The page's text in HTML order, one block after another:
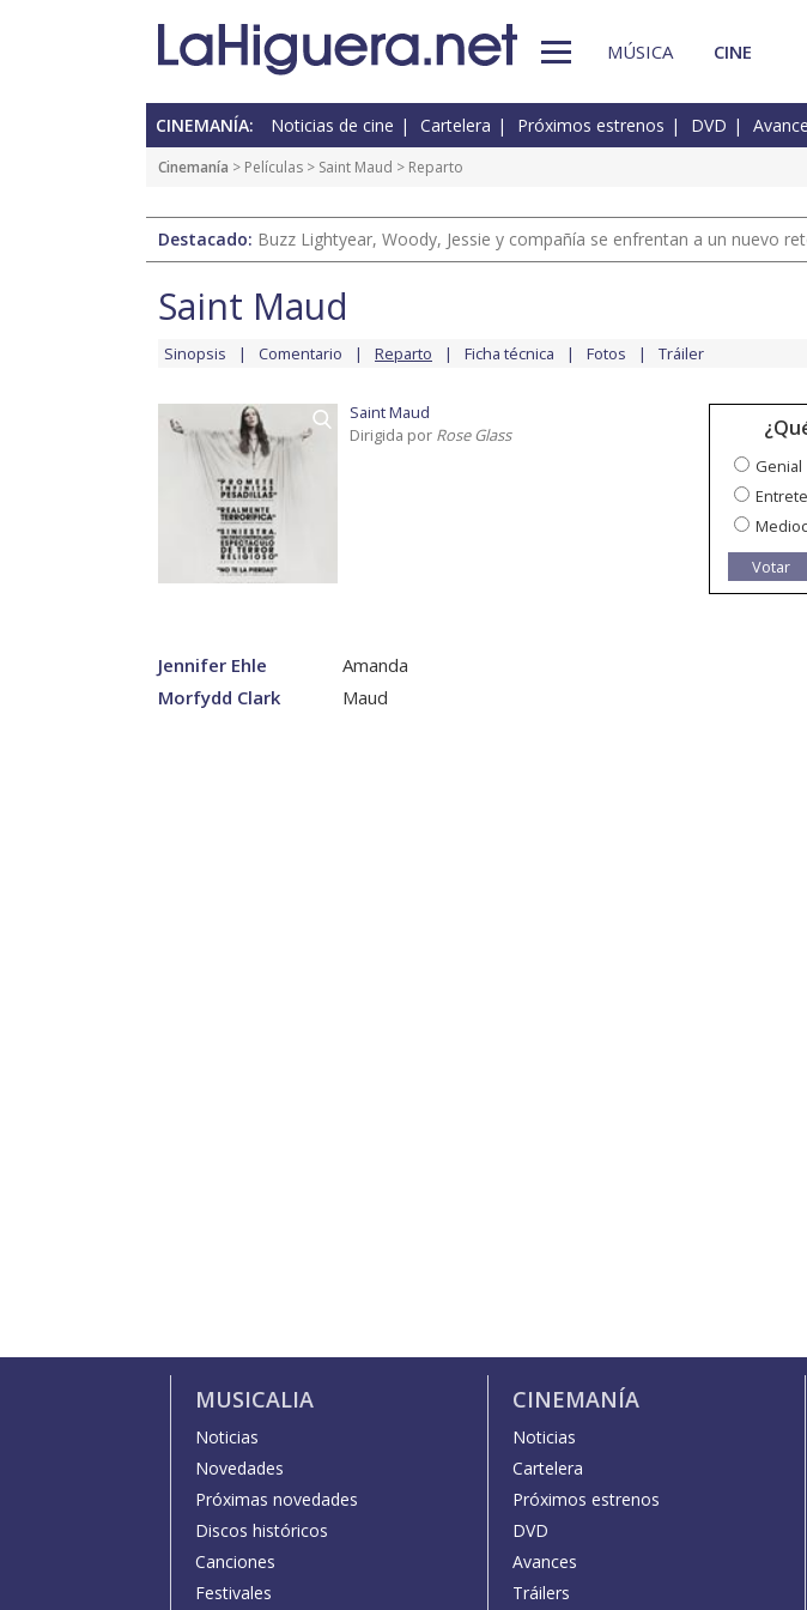
MÚSICA CINE
CINEMANÍA: Noticias de cine Cartelera Próximos estrenos DVD
Cinemanía > Películas > Saint Maud > Reparto
Destacado: Buzz Lightyear, Woody, Jessie y compañía se enfrentan a un nuevo
Saint Maud
Sinopsis Comentario Reparto Ficha técnica Fotos Tráiler
Saint Maud
Dirigida por Rose Glass
Genial
Votar
Jennifer Ehle
Amanda
Morfydd Clark
Maud
MUSICALIA
Noticias
Novedades
Próximas novedades
Discos históricos
Canciones
Festivales
CINEMANÍA
Noticias
Cartelera
Próximos estrenos
DVD
Avances
Tráilers